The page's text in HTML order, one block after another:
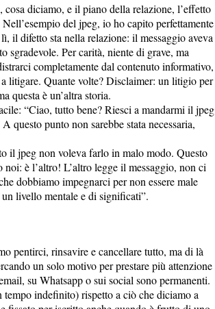
diciamo, e il piano della relazione, l’effetto
del jpeg, io ho capito perfettamente
il difetto sta nella relazione: il messaggio aveva
sgradevole. Per carità, niente di grave, ma
completamente dal contenuto informativo,
litigare. Quante volte? Disclaimer: un litigio per
questa è un’altra storia.
“Ciao, tutto bene? Riesci a mandarmi il jpeg
questo punto non sarebbe stata necessaria,
il jpeg non voleva farlo in malo modo. Questo
è l’altro! L’altro legge il messaggio, non ci
dobbiamo impegnarci per non essere male
livello mentale e di significati”.
pentirci, rinsavire e cancellare tutto, ma di là
un solo motivo per prestare più attenzione
su Whatsapp o sui social sono permanenti.
indefinito) rispetto a ciò che diciamo a